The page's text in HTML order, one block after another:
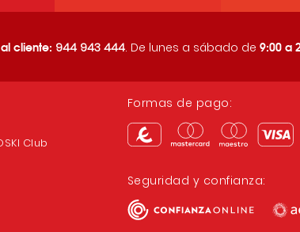
cliente: 944 943 444. De lunes a sábado de 9:00 a
Club
Formas de pago:
Seguridad y confianza: